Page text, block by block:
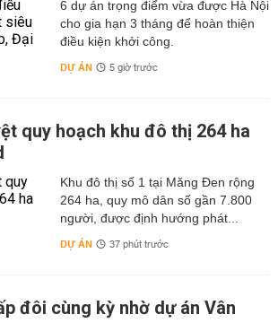
6 dự án trọng điểm vừa được Hà Nội
cho gia hạn 3 tháng để hoàn thiện
điều kiện khởi công.
DỰ ÁN 5 giờ trước
quy hoạch khu đô thị 264 ha
Khu đô thị số 1 tại Măng Đen rộng
264 ha, quy mô dân số gần 7.800
người, được định hướng phát...
DỰ ÁN 37 phút trước
đôi cùng kỳ nhờ dự án Vân